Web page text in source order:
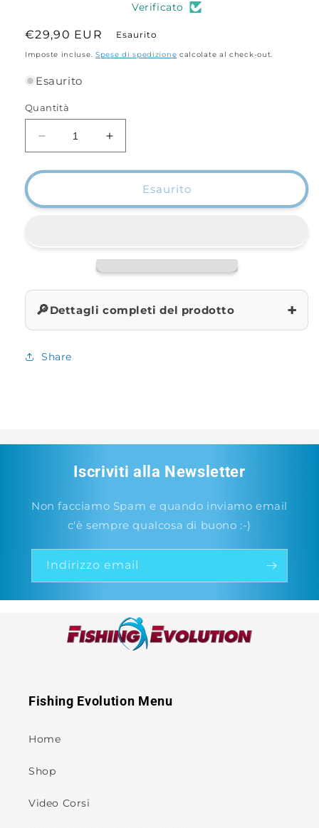
Verificato
Prezzo
di
€29,90 EUR Esaurito
Imposte incluse. Spese di spedizione calcolate al check-out.
Esaurito
Quantità
Diminuisci
quantità
per
Waterproof
Aumenta
quantità
per
Waterproof
Esaurito
🔎Dettagli completi del prodotto +
Share
Iscriviti alla Newsletter
Non facciamo Spam e quando inviamo email
c'è sempre qualcosa di buono :-)
Indirizzo email
Fishing Evolution Menu
Home
Shop
Video Corsi